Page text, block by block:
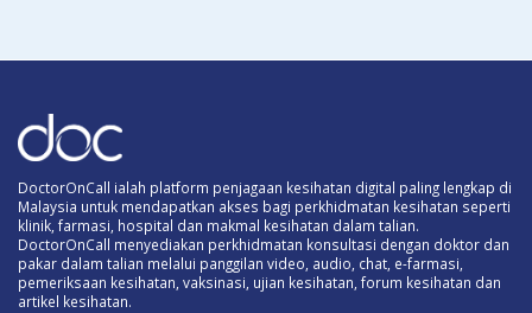
DoctorOnCall ialah platform penjagaan kesihatan digital paling lengkap di
Malaysia untuk mendapatkan akses bagi perkhidmatan kesihatan seperti
klinik, farmasi, hospital dan makmal kesihatan dalam talian.
DoctorOnCall menyediakan perkhidmatan konsultasi dengan doktor dan
pakar dalam talian melalui panggilan video, audio, chat, e-farmasi,
pemeriksaan kesihatan, vaksinasi, ujian kesihatan, forum kesihatan dan
artikel kesihatan.